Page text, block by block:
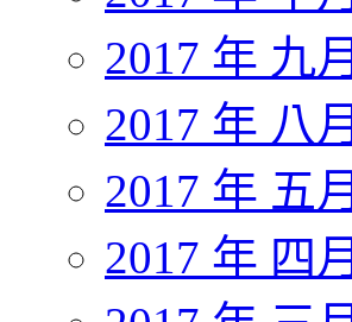
2017 年 九月
2017 年 八月
2017 年 五月
2017 年 四月